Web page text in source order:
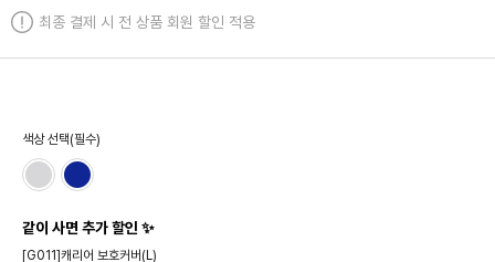
최종 결제 시 전 상품 회원 할인 적용
색상 선택(필수)
같이 사면 추가 할인 ✨
[G011]캐리어 보호커버(L)